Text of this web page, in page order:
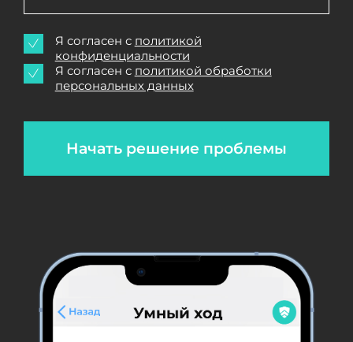
Начать решение проблемы
Я согласен с политикой
конфиденциальности
Я согласен с политикой обработки
персональных данных